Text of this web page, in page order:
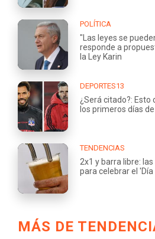
POLÍTICA
"Las leyes se
responde a
la Ley Karin
DEPORTES13
¿Será citado?: Esto
los primeros días
TENDENCIAS
2x1 y barra libre:
para celebrar el
MÁS DE